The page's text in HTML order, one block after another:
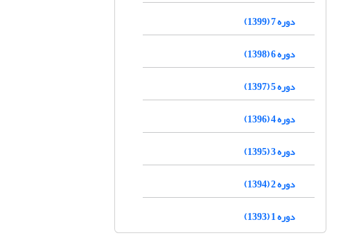
دوره 7 (1399)
دوره 6 (1398)
دوره 5 (1397)
دوره 4 (1396)
دوره 3 (1395)
دوره 2 (1394)
دوره 1 (1393)